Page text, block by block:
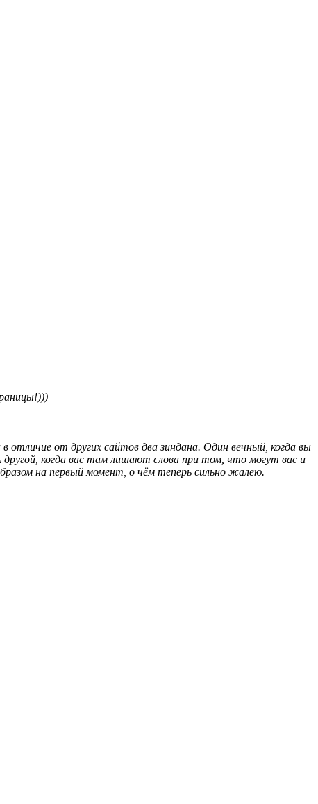
от других сайтов два зиндана. Один вечный, когда вы
когда вас там лишают слова при том, что могут вас и
на первый момент, о чём теперь сильно жалею.